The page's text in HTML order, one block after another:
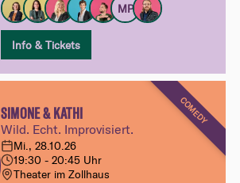
MP
Info & Tickets
COMEDY
SIMONE & KATHI
Wild. Echt. Improvisiert.
Mi., 28.10.26
19:30 - 20:45 Uhr
Theater im Zollhaus